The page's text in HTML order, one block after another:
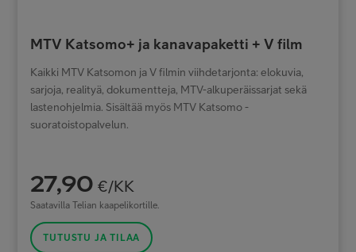
MTV Katsomo+ ja kanavapaketti + V film
Kaikki MTV Katsomon ja V filmin viihdetarjonta: elokuvia,
sarjoja, realityä, dokumentteja, MTV-alkuperäissarjat sekä
lastenohjelmia. Sisältää myös MTV Katsomo -
suoratoistopalvelun.
27,90 €/KK
Saatavilla Telian kaapelikortille.
TUTUSTU JA TILAA